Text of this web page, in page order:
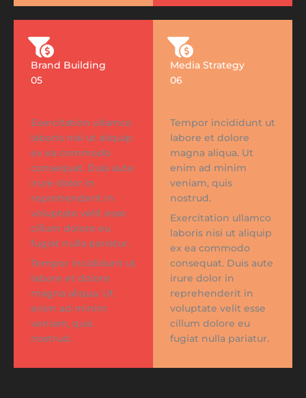
Brand Building
05
Exercitation ullamco
laboris nisi ut aliquip
ex ea commodo
consequat. Duis aute
irure dolor in
reprehenderit in
voluptate velit esse
cillum dolore eu
fugiat nulla pariatur.
Tempor incididunt ut
labore et dolore
magna aliqua. Ut
enim ad minim
veniam, quis
nostrud.
Media Strategy
06
Tempor incididunt ut
labore et dolore
magna aliqua. Ut
enim ad minim
veniam, quis
nostrud.
Exercitation ullamco
laboris nisi ut aliquip
ex ea commodo
consequat. Duis aute
irure dolor in
reprehenderit in
voluptate velit esse
cillum dolore eu
fugiat nulla pariatur.